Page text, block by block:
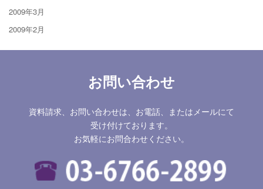
2009年3月
2009年2月
お問い合わせ
資料請求、お問い合わせは、お電話、またはメールにて
受け付けております。
お気軽にお問合わせください。